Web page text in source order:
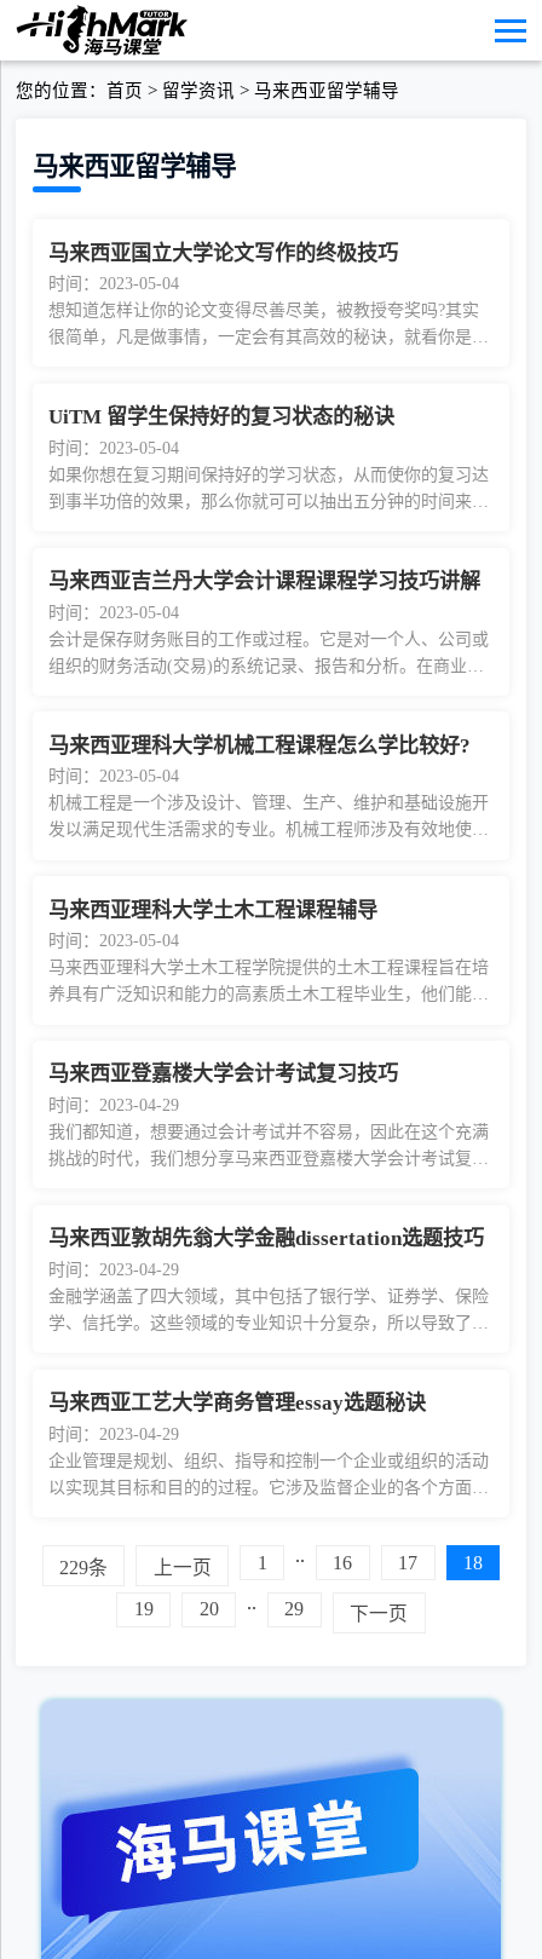
您的位置：首页 > 留学资讯 >马来西亚留学辅导
马来西亚留学辅导
马来西亚国立大学论文写作的终极技巧
时间：2023-05-04
想知道怎样让你的论文变得尽善尽美，被教授夸奖吗?其实
很简单，凡是做事情，一定会有其高效的秘诀，就看你是否
UiTM 留学生保持好的复习状态的秘诀
时间：2023-05-04
如果你想在复习期间保持好的学习状态，从而使你的复习达
到事半功倍的效果，那么你就可可以抽出五分钟的时间来阅
马来西亚吉兰丹大学会计课程课程学习技巧讲解
时间：2023-05-04
会计是保存财务账目的工作或过程。它是对一个人、公司或
组织的财务活动(交易)的系统记录、报告和分析。在商业
马来西亚理科大学机械工程课程怎么学比较好?
时间：2023-05-04
机械工程是一个涉及设计、管理、生产、维护和基础设施开
发以满足现代生活需求的专业。机械工程师涉及有效地使用
马来西亚理科大学土木工程课程辅导
时间：2023-05-04
马来西亚理科大学土木工程学院提供的土木工程课程旨在培
养具有广泛知识和能力的高素质土木工程毕业生，他们能够
马来西亚登嘉楼大学会计考试复习技巧
时间：2023-04-29
我们都知道，想要通过会计考试并不容易，因此在这个充满
挑战的时代，我们想分享马来西亚登嘉楼大学会计考试复习
马来西亚敦胡先翁大学金融dissertation选题技巧
时间：2023-04-29
金融学涵盖了四大领域，其中包括了银行学、证券学、保险
学、信托学。这些领域的专业知识十分复杂，所以导致了同
马来西亚工艺大学商务管理essay选题秘诀
时间：2023-04-29
企业管理是规划、组织、指导和控制一个企业或组织的活动
以实现其目标和目的的过程。它涉及监督企业的各个方面，
229条 上一页 1 .. 16 17 18
19 20 .. 29 下一页